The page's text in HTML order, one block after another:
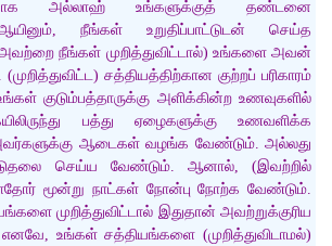
அல்லாஹ் உங்களுக்குத் தண்டனை
நீங்கள் உறுதிப்பாட்டுடன் செய்த
நீங்கள் முறித்துவிட்டால்) உங்களை அவன்
சத்தியத்திற்கான குற்றப் பரிகாரம்
குடும்பத்தாருக்கு அளிக்கின்ற உணவுகளில்
பத்து ஏழைகளுக்கு உணவளிக்க
ஆடைகள் வழங்க வேண்டும். அல்லது
செய்ய வேண்டும். ஆனால், (இவற்றில்
மூன்று நாட்கள் நோன்பு நோற்க வேண்டும்.
முறித்துவிட்டால் இதுதான் அவற்றுக்குரிய
எனவே, உங்கள் சத்தியங்களை (முறித்துவிடாமல்)